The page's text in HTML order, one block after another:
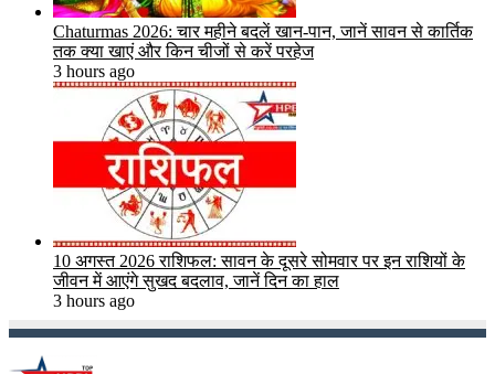
Chaturmas 2026: चार महीने बदलें खान-पान, जानें सावन से कार्तिक
तक क्या खाएं और किन चीजों से करें परहेज
3 hours ago
10 अगस्त 2026 राशिफल: सावन के दूसरे सोमवार पर इन राशियों के
जीवन में आएंगे सुखद बदलाव, जानें दिन का हाल
3 hours ago